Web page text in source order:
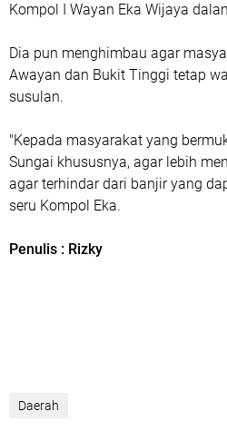
Kompol I Wayan Eka Wijaya
Dia pun menghimbau agar
Awayan dan Bukit Tinggi tetap
susulan.
"Kepada masyarakat yang
Sungai khususnya, agar lebih
agar terhindar dari banjir yang
seru Kompol Eka.
Penulis : Rizky
Daerah